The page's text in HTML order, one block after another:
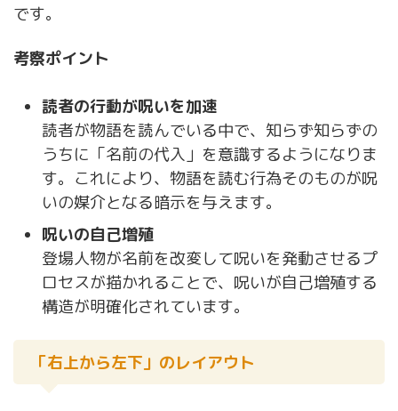
です。
考察ポイント
読者の行動が呪いを加速
読者が物語を読んでいる中で、知らず知らずの
うちに「名前の代入」を意識するようになりま
す。これにより、物語を読む行為そのものが呪
いの媒介となる暗示を与えます。
呪いの自己増殖
登場人物が名前を改変して呪いを発動させるプ
ロセスが描かれることで、呪いが自己増殖する
構造が明確化されています。
「右上から左下」のレイアウト